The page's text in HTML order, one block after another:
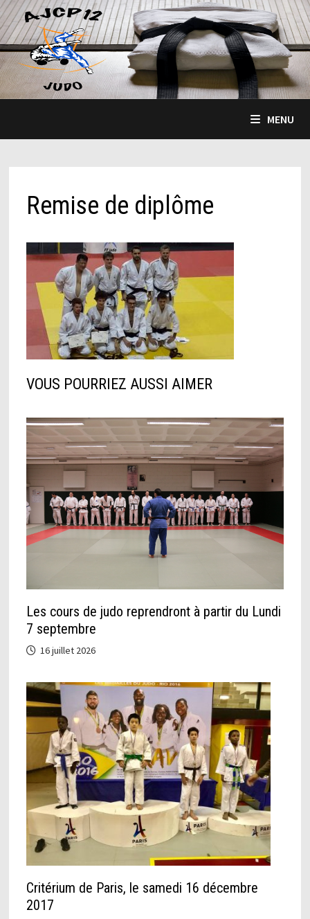
Passer
au
contenu
MENU
Remise de diplôme
VOUS POURRIEZ AUSSI AIMER
Les cours de judo reprendront à partir du Lundi
7 septembre
16 juillet 2026
Critérium de Paris, le samedi 16 décembre
2017